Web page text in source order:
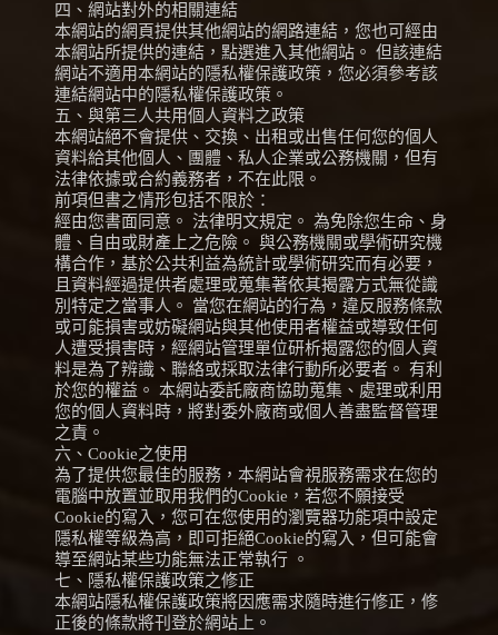
四、網站對外的相關連結
本網站的網頁提供其他網站的網路連結，您也可經由
本網站所提供的連結，點選進入其他網站。 但該連結
網站不適用本網站的隱私權保護政策，您必須參考該
連結網站中的隱私權保護政策。
五、與第三人共用個人資料之政策
本網站絕不會提供、交換、出租或出售任何您的個人
資料給其他個人、團體、私人企業或公務機關，但有
法律依據或合約義務者，不在此限。
前項但書之情形包括不限於：
經由您書面同意。 法律明文規定。 為免除您生命、身
體、自由或財產上之危險。 與公務機關或學術研究機
構合作，基於公共利益為統計或學術研究而有必要，
且資料經過提供者處理或蒐集著依其揭露方式無從識
別特定之當事人。 當您在網站的行為，違反服務條款
或可能損害或妨礙網站與其他使用者權益或導致任何
人遭受損害時，經網站管理單位研析揭露您的個人資
料是為了辨識、聯絡或採取法律行動所必要者。 有利
於您的權益。 本網站委託廠商協助蒐集、處理或利用
您的個人資料時，將對委外廠商或個人善盡監督管理
之責。
六、Cookie之使用
為了提供您最佳的服務，本網站會視服務需求在您的
電腦中放置並取用我們的Cookie，若您不願接受
Cookie的寫入，您可在您使用的瀏覽器功能項中設定
隱私權等級為高，即可拒絕Cookie的寫入，但可能會
導至網站某些功能無法正常執行 。
七、隱私權保護政策之修正
本網站隱私權保護政策將因應需求隨時進行修正，修
正後的條款將刊登於網站上。